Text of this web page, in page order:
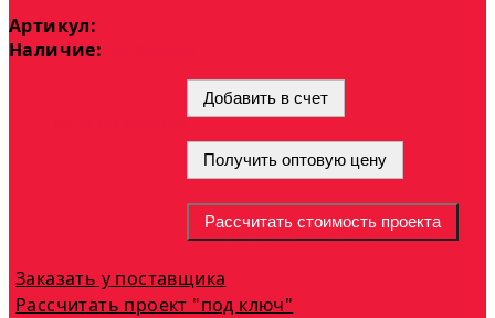
Артикул:
Наличие:
Добавить в счет
Получить оптовую цену
Рассчитать стоимость проекта
Заказать у поставщика
Рассчитать проект "под ключ"